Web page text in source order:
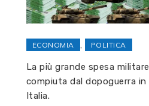
ECONOMIA POLITICA
La più grande spesa militare
compiuta dal dopoguerra in
Italia.